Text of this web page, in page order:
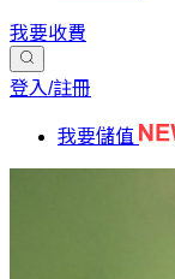
我要收費
登入/註冊
我要儲值